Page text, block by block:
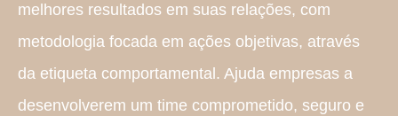
melhores resultados em suas relações, com
metodologia focada em ações objetivas, através
da etiqueta comportamental. Ajuda empresas a
desenvolverem um time comprometido, seguro e